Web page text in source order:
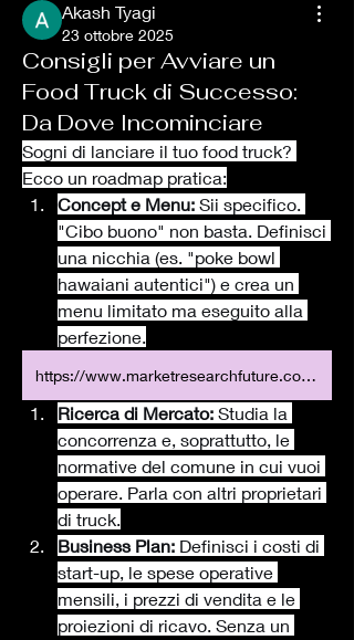
Akash Tyagi
23 ottobre 2025
Consigli per Avviare un
Food Truck di Successo:
Da Dove Incominciare
Sogni di lanciare il tuo food truck?
Ecco un roadmap pratica:
Concept e Menu: Sii specifico.
"Cibo buono" non basta. Definisci
una nicchia (es. "poke bowl
hawaiani autentici") e crea un
menu limitato ma eseguito alla
perfezione.
https://www.marketresearchfuture.com/reports/us-food-truck-services-market-21451
Ricerca di Mercato: Studia la
concorrenza e, soprattutto, le
normative del comune in cui vuoi
operare. Parla con altri proprietari
di truck.
Business Plan: Definisci i costi di
start-up, le spese operative
mensili, i prezzi di vendita e le
proiezioni di ricavo. Senza un